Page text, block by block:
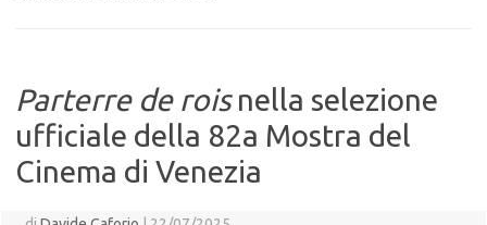
Parterre de roisnella selezione
ufficiale della 82a Mostra del
Cinema di Venezia